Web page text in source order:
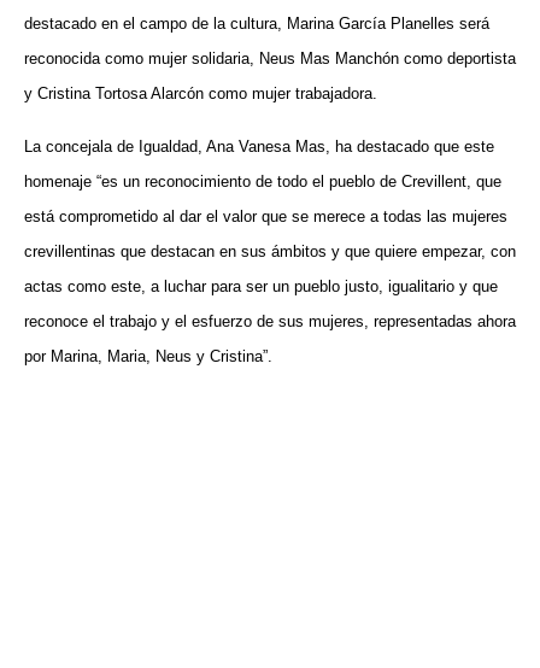
destacado en el campo de la cultura, Marina García Planelles será
reconocida como mujer solidaria, Neus Mas Manchón como deportista
y Cristina Tortosa Alarcón como mujer trabajadora.
La concejala de Igualdad, Ana Vanesa Mas, ha destacado que este
homenaje “es un reconocimiento de todo el pueblo de Crevillent, que
está comprometido al dar el valor que se merece a todas las mujeres
crevillentinas que destacan en sus ámbitos y que quiere empezar, con
actas como este, a luchar para ser un pueblo justo, igualitario y que
reconoce el trabajo y el esfuerzo de sus mujeres, representadas ahora
por Marina, Maria, Neus y Cristina”.